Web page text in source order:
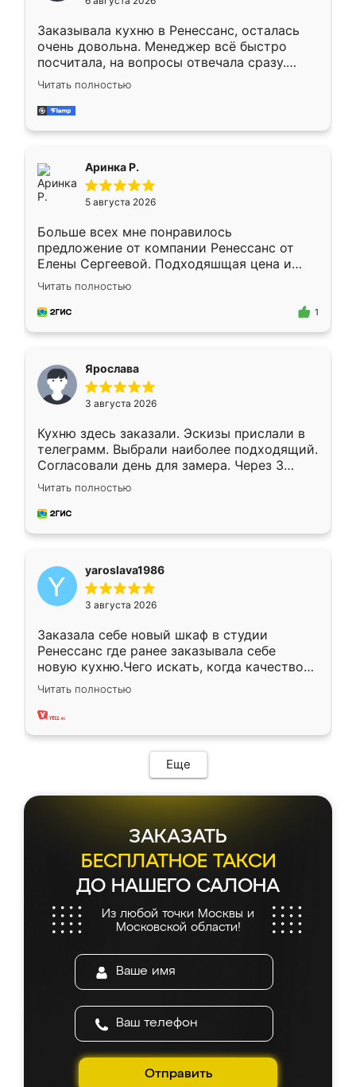
мебели буду заказывать только здесь.
Заказывала кухню в Ренессанс, осталась
очень довольна. Менеджер всё быстро
посчитала, на вопросы отвечала сразу.
Замерщик приехал в субботу, подошёл к
делу со всей ответственностью. Собрали
за день, ребята работали аккуратно, даже
Читать полностью
Аринка Р.
5 августа 2026
Больше всех мне понравилось
предложение от компании Ренессанс от
Елены Сергеевой. Подходяшщая цена и
короткие сроки изготовления. Приехавший
для замера сотрудник Владислав
предложил по моему эскизу самый
Читать полностью
1
Ярослава
3 августа 2026
Кухню здесь заказали. Эскизы прислали в
телеграмм. Выбрали наиболее подходящий.
Согласовали день для замера. Через 3
недели кухня была уже готова. Остались
довольны работой. Спасибо Ренессанс
мебель за качественную работу!
Читать полностью
yaroslava1986
3 августа 2026
Заказала себе новый шкаф в студии
Ренессанс где ранее заказывала себе
новую кухню.Чего искать, когда качеством
вполне довольна. Служит кухня уже почти
два года, нареканий нет.
Читать полностью
Еще
ЗАКАЗАТЬ
БЕСПЛАТНОЕ ТАКСИ
ДО НАШЕГО САЛОНА
Из любой точки Москвы и
Московской области!
Отправить